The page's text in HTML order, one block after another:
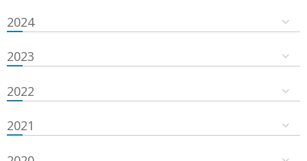
2024
2023
2022
2021